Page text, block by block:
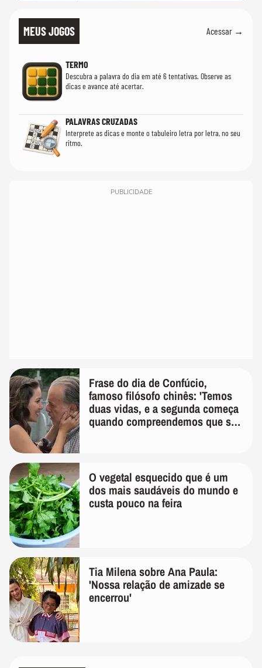
MEUS JOGOS Acessar →
TERMO
Descubra a palavra do dia em até 6 tentativas. Observe as
dicas e avance até acertar.
PALAVRAS CRUZADAS
Interprete as dicas e monte o tabuleiro letra por letra, no seu
ritmo.
PUBLICIDADE
Frase do dia de Confúcio,
famoso filósofo chinês: 'Temos
duas vidas, e a segunda começa
quando compreendemos que só
O vegetal esquecido que é um
dos mais saudáveis do mundo e
custa pouco na feira
Tia Milena sobre Ana Paula:
'Nossa relação de amizade se
encerrou'